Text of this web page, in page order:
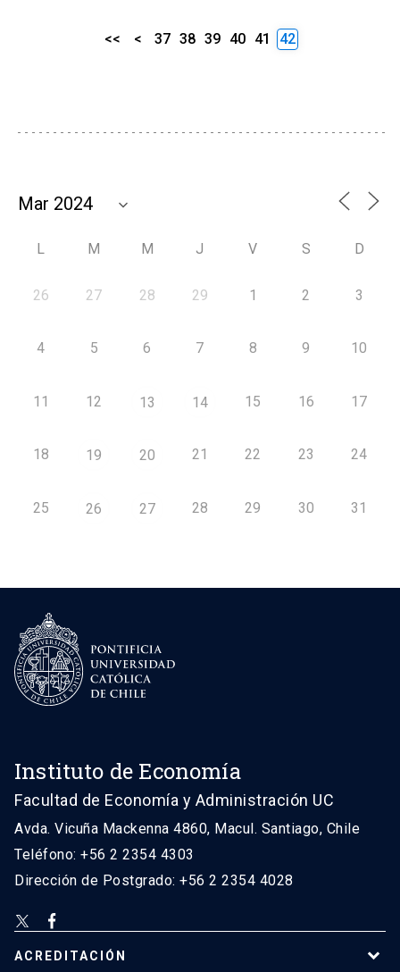
<< < 37 38 39 40 41 42
L M M J V S D
26 27 28 29 1 2 3
4 5 6 7 8 9 10
11 12 13 14 15 16 17
18 19 20 21 22 23 24
25 26 27 28 29 30 31
Instituto de Economía
Facultad de Economía y Administración UC
Avda. Vicuña Mackenna 4860, Macul. Santiago, Chile
Teléfono: +56 2 2354 4303
Dirección de Postgrado: +56 2 2354 4028
ACREDITACIÓN